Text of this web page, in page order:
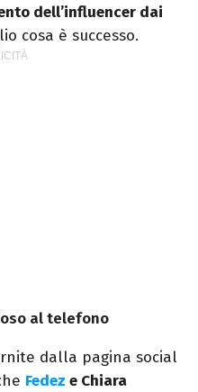
dell’influencer dai
cosa è successo.
al telefono
dalla pagina social
Fedez e Chiara